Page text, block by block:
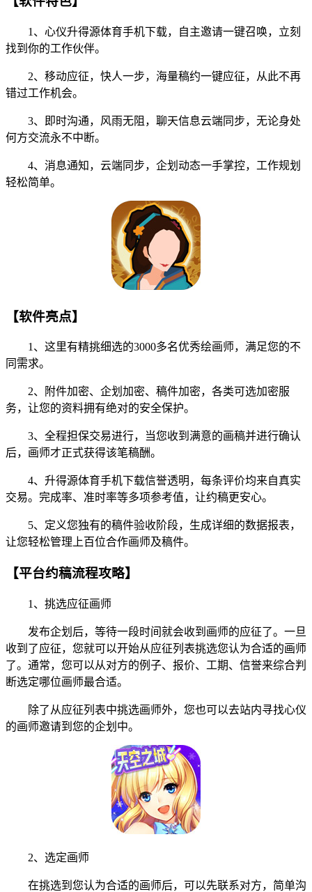
1、心仪升得源体育手机下载，自主邀请一键召唤，立刻
找到你的工作伙伴。
2、移动应征，快人一步，海量稿约一键应征，从此不再
错过工作机会。
3、即时沟通，风雨无阻，聊天信息云端同步，无论身处
何方交流永不中断。
4、消息通知，云端同步，企划动态一手掌控，工作规划
轻松简单。
【软件亮点】
1、这里有精挑细选的3000多名优秀绘画师，满足您的不
同需求。
2、附件加密、企划加密、稿件加密，各类可选加密服
务，让您的资料拥有绝对的安全保护。
3、全程担保交易进行，当您收到满意的画稿并进行确认
后，画师才正式获得该笔稿酬。
4、升得源体育手机下载信誉透明，每条评价均来自真实
交易。完成率、准时率等多项参考值，让约稿更安心。
5、定义您独有的稿件验收阶段，生成详细的数据报表，
让您轻松管理上百位合作画师及稿件。
【平台约稿流程攻略】
1、挑选应征画师
发布企划后，等待一段时间就会收到画师的应征了。一旦
收到了应征，您就可以开始从应征列表挑选您认为合适的画师
了。通常，您可以从对方的例子、报价、工期、信誉来综合判
断选定哪位画师最合适。
除了从应征列表中挑选画师外，您也可以去站内寻找心仪
的画师邀请到您的企划中。
2、选定画师
在挑选到您认为合适的画师后，可以先联系对方，简单沟